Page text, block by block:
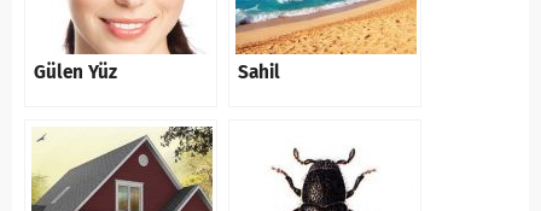
Gülen Yüz Sahil